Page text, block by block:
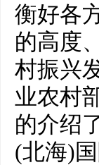
衡好各
的高度
村振兴
业农村
的介绍
(北海)